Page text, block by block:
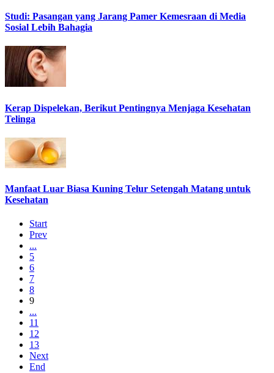
Studi: Pasangan yang Jarang Pamer Kemesraan di Media
Sosial Lebih Bahagia
Kerap Dispelekan, Berikut Pentingnya Menjaga Kesehatan
Telinga
Manfaat Luar Biasa Kuning Telur Setengah Matang untuk
Kesehatan
Start
Prev
...
5
6
7
8
9
...
11
12
13
Next
End